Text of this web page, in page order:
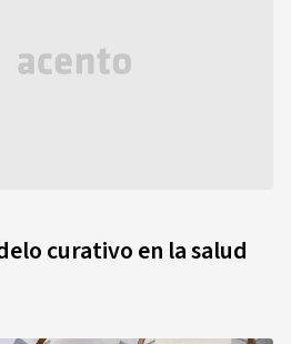
curativo en la salud